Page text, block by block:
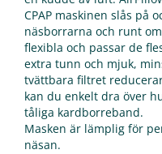
CPAP maskinen slås på
näsborrarna och runt
flexibla och passar de
extra tunn och mjuk,
tvättbara filtret
kan du enkelt dra över
tåliga kardborreband.
Masken är lämplig för
näsan.